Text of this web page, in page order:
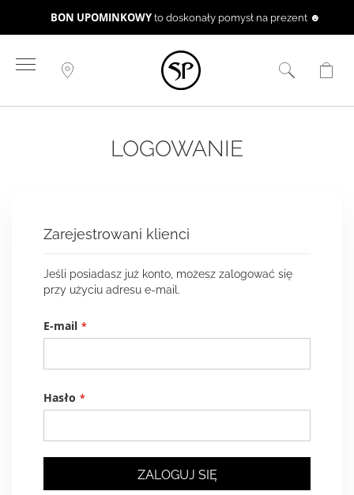
BON UPOMINKOWYto doskonały pomysł na prezent ☻
do
treści
LOGOWANIE
Zarejestrowani klienci
Jeśli posiadasz już konto, możesz zalogować się
przy użyciu adresu e-mail.
E-mail
Hasło
ZALOGUJ SIĘ